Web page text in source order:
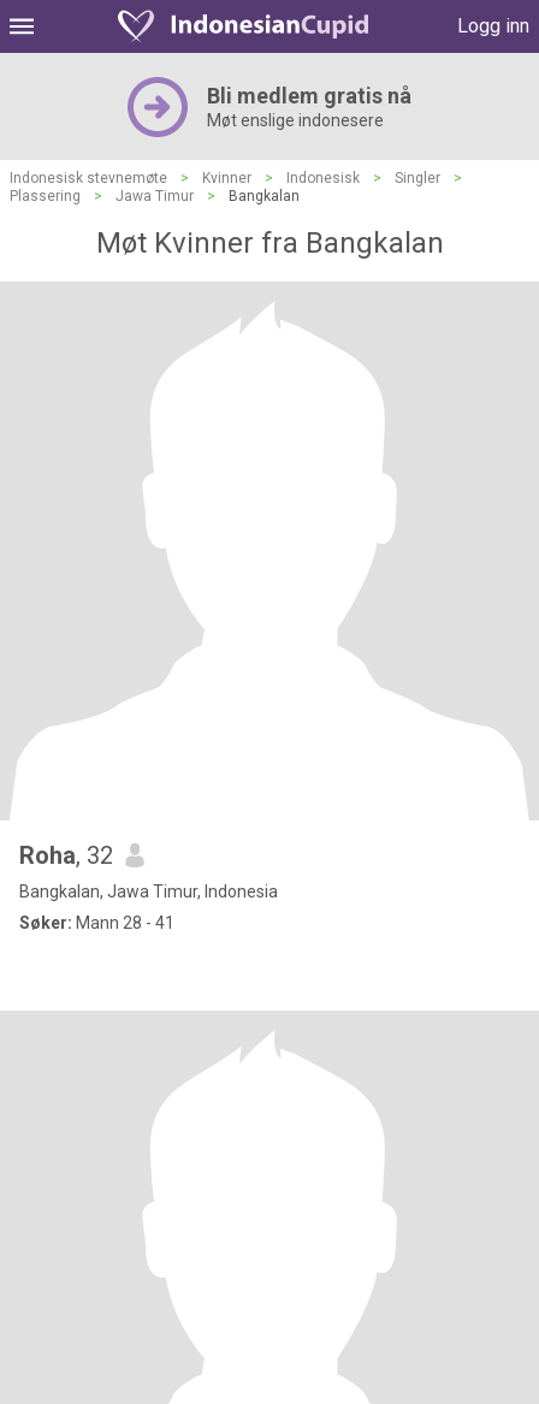
Logg inn
Bli medlem gratis nå
Møt enslige indonesere
Indonesisk stevnemøte > Kvinner > Indonesisk > Singler
>
Plassering
> Jawa Timur > Bangkalan
Møt Kvinner fra Bangkalan
Roha, 32
Bangkalan, Jawa Timur, Indonesia
Søker: Mann 28 - 41